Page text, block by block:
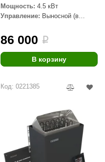
Мощность: 4.5 кВт
Управление: Выносной (в
86 000 i
В корзину
Код: 0221385